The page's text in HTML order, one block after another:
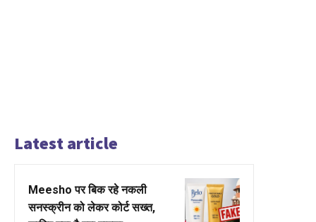
Latest article
Meesho पर बिक रहे नकली
सनस्क्रीन को लेकर कोर्ट सख्त,